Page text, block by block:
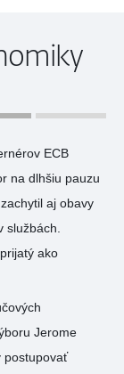
ECB
na dlhšiu pauzu
aj obavy
službách.
ako
Jerome
postupovať